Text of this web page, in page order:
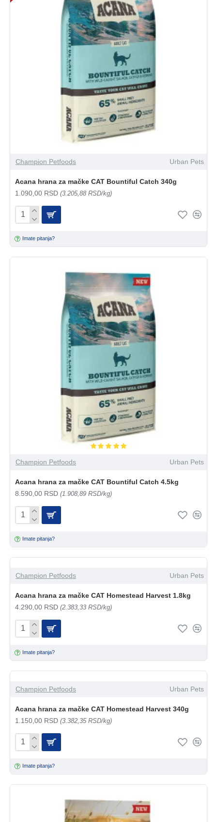
Champion Petfoods Urban Pets
Acana hrana za mačke CAT Bountiful Catch 340g
1.090,00 RSD (3.205,88 RSD/kg)
Imate pitanja?
Champion Petfoods Urban Pets
Acana hrana za mačke CAT Bountiful Catch 4.5kg
8.590,00 RSD (1.908,89 RSD/kg)
Imate pitanja?
Champion Petfoods Urban Pets
Acana hrana za mačke CAT Homestead Harvest 1.8kg
4.290,00 RSD (2.383,33 RSD/kg)
Imate pitanja?
Champion Petfoods Urban Pets
Acana hrana za mačke CAT Homestead Harvest 340g
1.150,00 RSD (3.382,35 RSD/kg)
Imate pitanja?